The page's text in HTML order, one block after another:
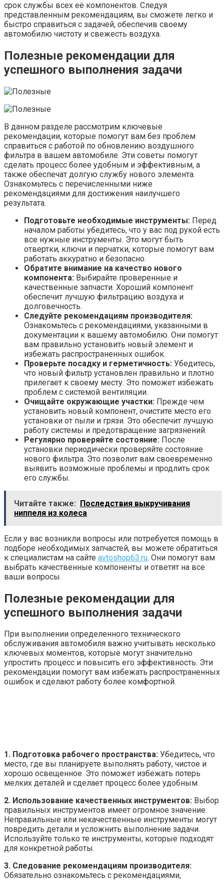
срок службы всех её компонентов. Следуя
представленным рекомендациям, вы сможете легко и
быстро справиться с задачей, обеспечив своему
автомобилю чистоту и свежесть воздуха.
Полезные рекомендации для
успешного выполнения задачи
В данном разделе рассмотрим ключевые
рекомендации, которые помогут вам без проблем
справиться с работой по обновлению воздушного
фильтра в вашем автомобиле. Эти советы помогут
сделать процесс более удобным и эффективным, а
также обеспечат долгую службу нового элемента.
Ознакомьтесь с перечисленными ниже
рекомендациями для достижения наилучшего
результата.
Подготовьте необходимые инструменты: Перед
началом работы убедитесь, что у вас под рукой есть
все нужные инструменты. Это могут быть
отвертки, ключи и перчатки, которые помогут вам
работать аккуратно и безопасно.
Обратите внимание на качество нового
компонента: Выбирайте проверенные и
качественные запчасти. Хороший компонент
обеспечит лучшую фильтрацию воздуха и
долговечность.
Следуйте рекомендациям производителя:
Ознакомьтесь с рекомендациями, указанными в
документации к вашему автомобилю. Они помогут
вам правильно установить новый элемент и
избежать распространенных ошибок.
Проверьте посадку и герметичность: Убедитесь,
что новый фильтр установлен правильно и плотно
прилегает к своему месту. Это поможет избежать
проблем с системой вентиляции.
Очищайте окружающие участки: Прежде чем
установить новый компонент, очистите место его
установки от пыли и грязи. Это обеспечит лучшую
работу системы и предотвращение загрязнений.
Регулярно проверяйте состояние: После
установки периодически проверяйте состояние
нового фильтра. Это позволит вам своевременно
выявить возможные проблемы и продлить срок
его службы.
Читайте также: Последствия выкручивания
ниппеля из колеса
Если у вас возникли вопросы или потребуется помощь в
подборе необходимых запчастей, вы можете обратиться
к специалистам на сайте avtoshop63.ru. Они помогут вам
выбрать качественные компоненты и ответят на все
ваши вопросы.
Полезные рекомендации для
успешного выполнения задачи
При выполнении определенного технического
обслуживания автомобиля важно учитывать несколько
ключевых моментов, которые могут значительно
упростить процесс и повысить его эффективность. Эти
рекомендации помогут вам избежать распространенных
ошибок и сделают работу более комфортной.
1. Подготовка рабочего пространства: Убедитесь, что
место, где вы планируете выполнять работу, чистое и
хорошо освещенное. Это поможет избежать потерь
мелких деталей и сделает процесс более удобным.
2. Использование качественных инструментов: Выбор
правильных инструментов имеет огромное значение.
Неправильные или некачественные инструменты могут
повредить детали и усложнить выполнение задачи.
Используйте только те инструменты, которые подходят
для конкретной работы.
3. Следование рекомендациям производителя:
Обязательно ознакомьтесь с рекомендациями,